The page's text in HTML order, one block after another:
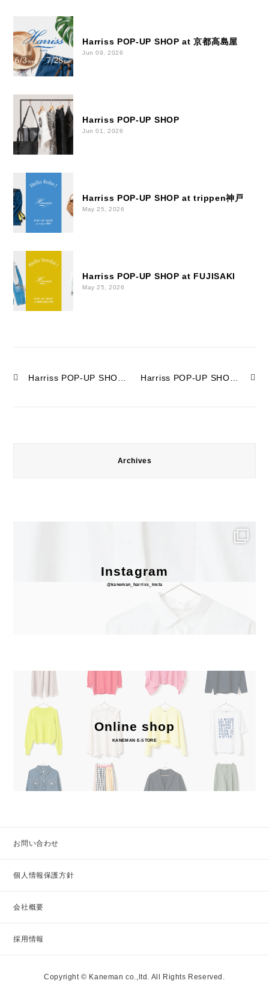
Harriss POP-UP SHOP at 京都高島屋
Jun 09, 2026
Harriss POP-UP SHOP
Jun 01, 2026
Harriss POP-UP SHOP at trippen神戸
May 25, 2026
Harriss POP-UP SHOP at FUJISAKI
May 25, 2026
Archives
Instagram
@kaneman_harriss_insta
Online shop
KANEMAN E-STORE
お問い合わせ
個人情報保護方針
会社概要
採用情報
Copyright © Kaneman co.,ltd. All Rights Reserved.